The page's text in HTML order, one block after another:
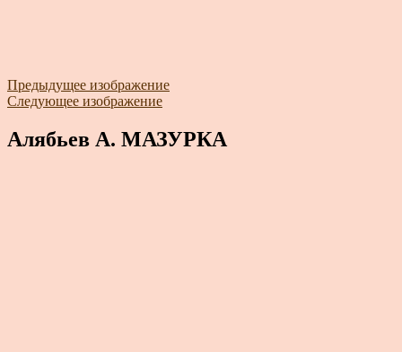
Предыдущее изображение
Следующее изображение
Алябьев А. МАЗУРКА